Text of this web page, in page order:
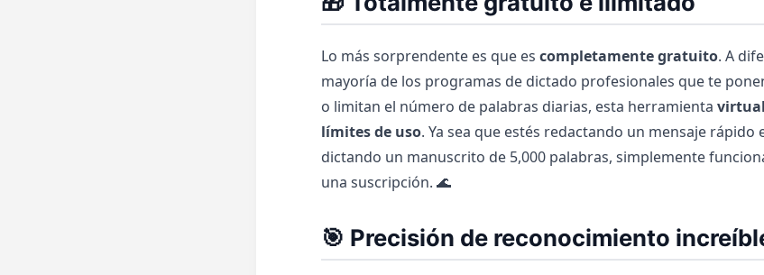
Lo más sorprendente es que es completamente gratuito. A
mayoría de los programas de dictado profesionales que te
o limitan el número de palabras diarias, esta herramienta
límites de uso. Ya sea que estés redactando un mensaje rápido
dictando un manuscrito de 5,000 palabras, simplemente
una suscripción. 🌊
🎯 Precisión de reconocimiento